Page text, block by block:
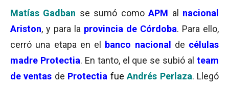
Matías Gadban se sumó comoAPM al nacional
Ariston, y para la provincia de Córdoba. Para ello,
cerró una etapa en el
banco nacional de células
madre Protectia. En tanto, el que se subió alteam
de ventas de Protectia fue Andrés Perlaza. Llegó